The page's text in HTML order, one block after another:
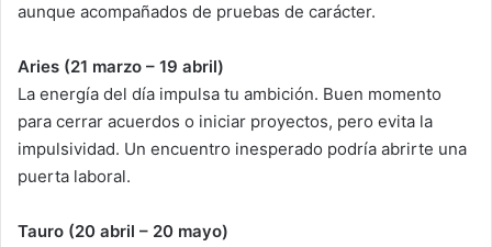
aunque acompañados de pruebas de carácter.
Aries (21 marzo – 19 abril)
La energía del día impulsa tu ambición. Buen momento
para cerrar acuerdos o iniciar proyectos, pero evita la
impulsividad. Un encuentro inesperado podría abrirte una
puerta laboral.
Tauro (20 abril – 20 mayo)